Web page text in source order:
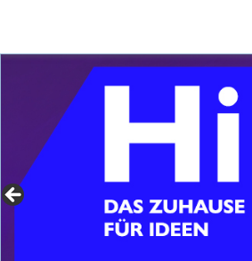
» Für
► jetzt mehr